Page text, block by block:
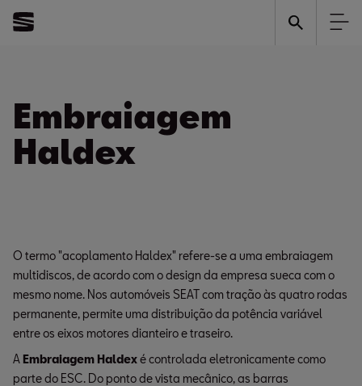
Embraiagem
Haldex
O termo "acoplamento Haldex" refere-se a uma embraiagem
multidiscos, de acordo com o design da empresa sueca com o
mesmo nome. Nos automóveis SEAT com tração às quatro rodas
permanente, permite uma distribuição da potência variável
entre os eixos motores dianteiro e traseiro.
A Embraiagem Haldexé controlada eletronicamente como
parte do ESC. Do ponto de vista mecânico, as barras